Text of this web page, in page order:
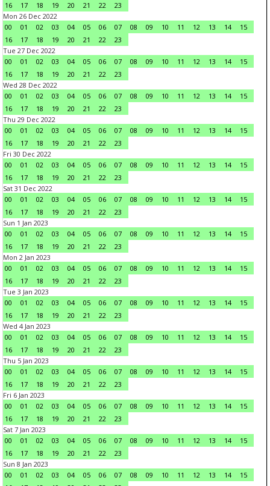
16
17 18 19 20 21 22
23
Mon 26 Dec 2022
00
01 02 03 04 05 06 07 08 09 10 11 12 13 14
15
16
17 18 19 20 21 22
23
Tue 27 Dec 2022
00
01 02 03 04 05 06 07 08 09 10 11 12 13 14
15
16
17 18 19 20 21 22
23
Wed 28 Dec 2022
00
01 02 03 04 05 06 07 08 09 10 11 12 13 14
15
16
17 18 19 20 21 22
23
Thu 29 Dec 2022
00
01 02 03 04 05 06 07 08 09 10 11 12 13 14
15
16
17 18 19 20 21 22
23
Fri 30 Dec 2022
00
01 02 03 04 05 06 07 08 09 10 11 12 13 14
15
16
17 18 19 20 21 22
23
Sat 31 Dec 2022
00
01 02 03 04 05 06 07 08 09 10 11 12 13 14
15
16
17 18 19 20 21 22
23
Sun 1 Jan 2023
00
01 02 03 04 05 06 07 08 09 10 11 12 13 14
15
16
17 18 19 20 21 22
23
Mon 2 Jan 2023
00
01 02 03 04 05 06 07 08 09 10 11 12 13 14
15
16
17 18 19 20 21 22
23
Tue 3 Jan 2023
00
01 02 03 04 05 06 07 08 09 10 11 12 13 14
15
16
17 18 19 20 21 22
23
Wed 4 Jan 2023
00
01 02 03 04 05 06 07 08 09 10 11 12 13 14
15
16
17 18 19 20 21 22
23
Thu 5 Jan 2023
00
01 02 03 04 05 06 07 08 09 10 11 12 13 14
15
16
17 18 19 20 21 22
23
Fri 6 Jan 2023
00
01 02 03 04 05 06 07 08 09 10 11 12 13 14
15
16
17 18 19 20 21 22
23
Sat 7 Jan 2023
00
01 02 03 04 05 06 07 08 09 10 11 12 13 14
15
16
17 18 19 20 21 22
23
Sun 8 Jan 2023
00
01 02 03 04 05 06 07 08 09 10 11 12 13 14
15